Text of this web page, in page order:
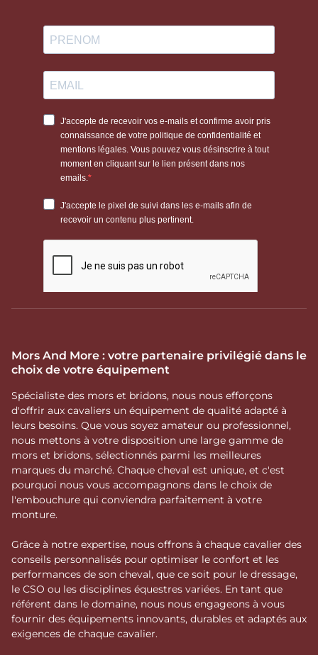
Mors And More : votre partenaire privilégié dans le
choix de votre équipement
Spécialiste des mors et bridons, nous nous efforçons
d'offrir aux cavaliers un équipement de qualité adapté à
leurs besoins. Que vous soyez amateur ou professionnel,
nous mettons à votre disposition une large gamme de
mors et bridons, sélectionnés parmi les meilleures
marques du marché. Chaque cheval est unique, et c'est
pourquoi nous vous accompagnons dans le choix de
l'embouchure qui conviendra parfaitement à votre
monture.
Grâce à notre expertise, nous offrons à chaque cavalier des
conseils personnalisés pour optimiser le confort et les
performances de son cheval, que ce soit pour le dressage,
le CSO ou les disciplines équestres variées. En tant que
référent dans le domaine, nous nous engageons à vous
fournir des équipements innovants, durables et adaptés aux
exigences de chaque cavalier.